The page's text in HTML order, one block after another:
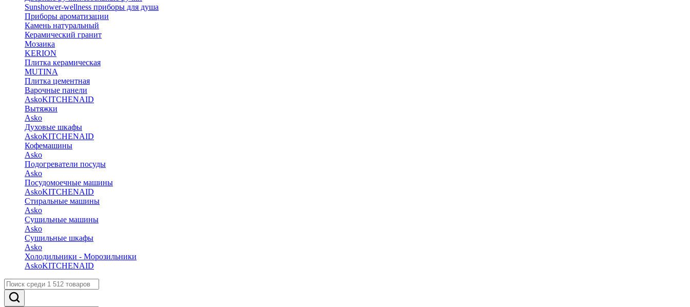
Sunshower-wellness приборы для душа
Приборы ароматизации
Камень натуральный
Керамический гранит
Мозаика
KERION
Плитка керамическая
MUTINA
Плитка цементная
Варочные панели
AskoKITCHENAID
Вытяжки
Asko
Духовые шкафы
AskoKITCHENAID
Кофемашины
Asko
Подогреватели посуды
Asko
Посудомоечные машины
AskoKITCHENAID
Стиральные машины
Asko
Сушильные машины
Asko
Сушильные шкафы
Asko
Холодильники - Морозильники
AskoKITCHENAID